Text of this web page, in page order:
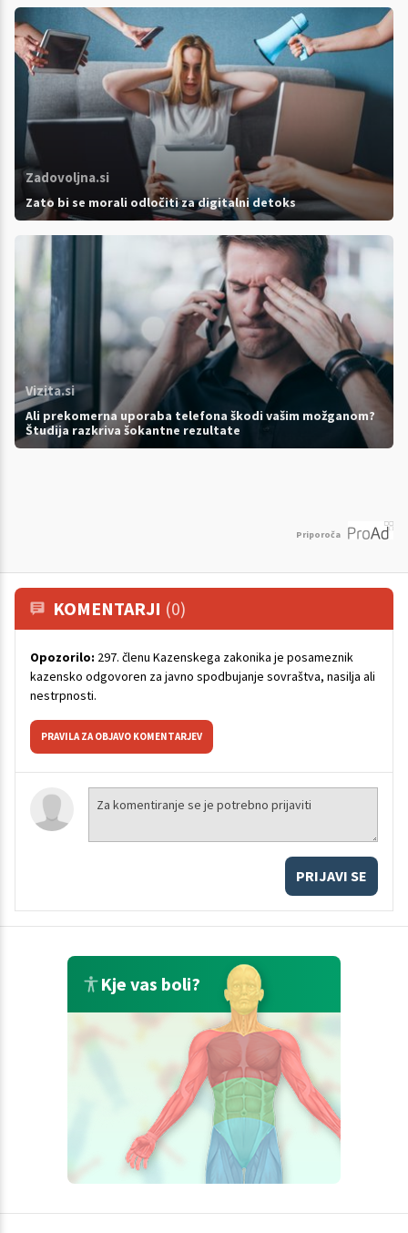
Zadovoljna.si
Zato bi se morali odločiti za digitalni detoks
Vizita.si
Ali prekomerna uporaba telefona škodi vašim možganom?
Študija razkriva šokantne rezultate
Priporoča
KOMENTARJI (0)
Opozorilo: 297. členu Kazenskega zakonika je posameznik
kazensko odgovoren za javno spodbujanje sovraštva, nasilja ali
nestrpnosti.
PRAVILA ZA OBJAVO KOMENTARJEV
PRIJAVI SE
Kje vas boli?